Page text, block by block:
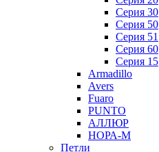
Серия 30
Серия 50
Серия 51
Серия 60
Серия 15
Armadillo
Avers
Fuaro
PUNTO
АЛЛЮР
НОРА-М
Петли